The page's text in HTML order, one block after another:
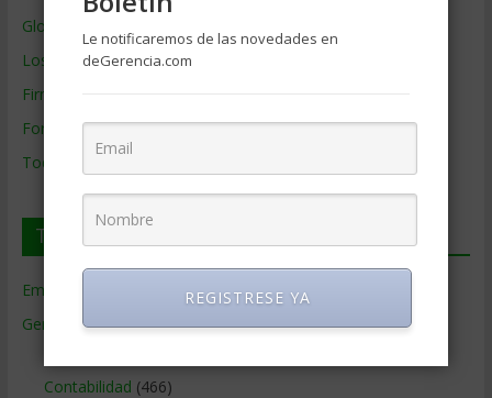
Glosario Inglés – Español
Los mejores MBA
Firmas de Gerencia
Formación de Gerencia
Todos los Temas
Temas de Gerencia
Empresas de Gerencia
(38)
Gerencia(9.477)
Contabilidad (466)
Le notificaremos de las novedades en
deGerencia.com
REGISTRESE YA